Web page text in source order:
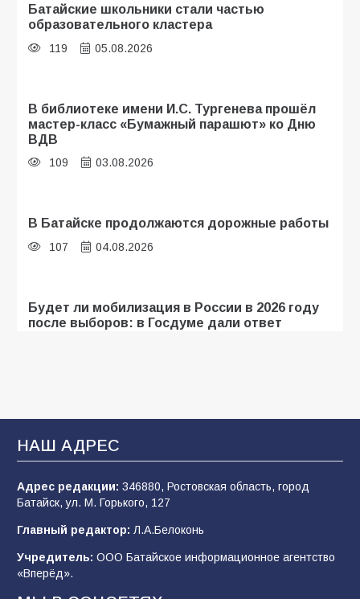
Батайские школьники стали частью
образовательного кластера
119 05.08.2026
В библиотеке имени И.С. Тургенева прошёл
мастер-класс «Бумажный парашют» ко Дню
ВДВ
109 03.08.2026
В Батайске продолжаются дорожные работы
107 04.08.2026
Будет ли мобилизация в России в 2026 году
после выборов: в Госдуме дали ответ
деле происходит в армии России в августе
2026 года
107 03.08.2026
В детском саду № 35 дети освоили
строительные профессии в ходе
спортивного праздника
89
НАШ АДРЕС
Адрес редакции: 346880, Ростовская область, город
Батайск, ул. М. Горького, 127
Главный редактор: Л.А.Белоконь
Учредитель: ООО Батайское информационное агентство
«Вперёд».